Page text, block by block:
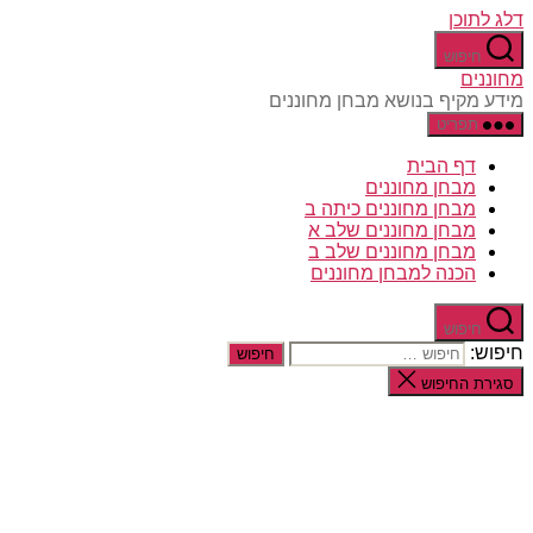
דלג לתוכן
חיפוש
מחוננים
מידע מקיף בנושא מבחן מחוננים
תפריט
דף הבית
מבחן מחוננים
מבחן מחוננים כיתה ב
מבחן מחוננים שלב א
מבחן מחוננים שלב ב
הכנה למבחן מחוננים
חיפוש
חיפוש:
סגירת החיפוש